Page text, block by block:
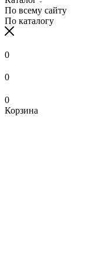
По всему сайту
По каталогу
0
0
0
Корзина